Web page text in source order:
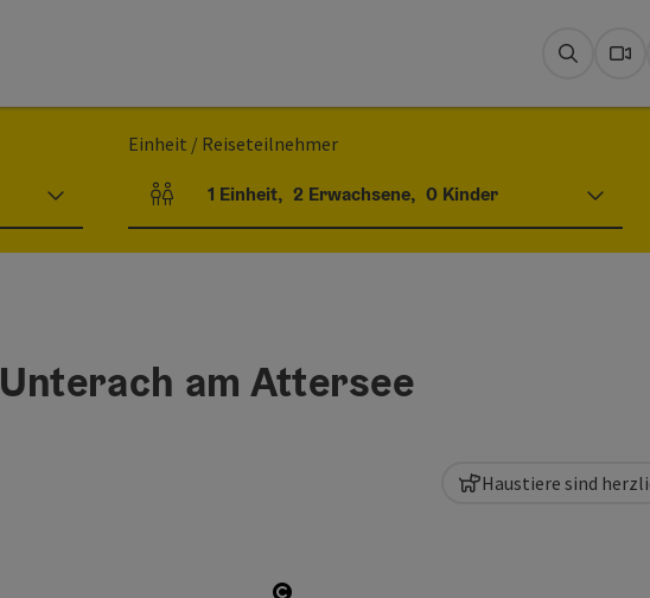
Suchen
Einheit / Reiseteilnehmer
Einheitenanzahl und Personenfelder
1 Einheit, 2 Erwachsene, 0 Kinder
am Attersee
Haustiere sind